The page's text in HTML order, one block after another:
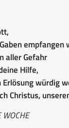
empfangen
aller Gefahr
Hilfe,
würdig
Christus,
WOCHE